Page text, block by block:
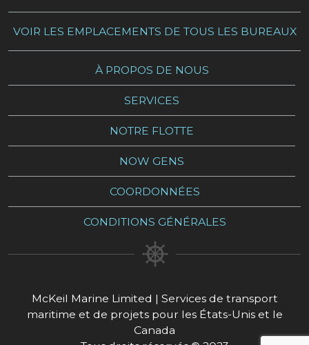
VOIR LES EMPLACEMENTS DE TOUS LES BUREAUX
À PROPOS DE NOUS
SERVICES
NOTRE FLOTTE
NOW GENS
COORDONNÉES
CONDITIONS GÉNÉRALES
McKeil Marine Limited | Services de transport
maritime et de projets pour les États-Unis et le
Canada